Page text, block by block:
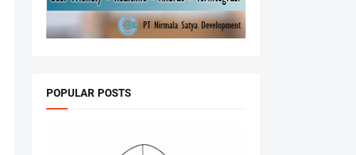
POPULAR POSTS